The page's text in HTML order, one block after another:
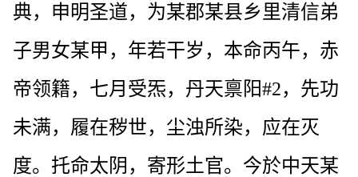
典，申明圣道，为某郡某县乡里清信弟
子男女某甲，年若干岁，本命丙午，赤
帝领籍，七月受炁，丹天禀阳#2，先功
未满，履在秽世，尘浊所染，应在灭
度。托命太阴，寄形土官。今於中天某